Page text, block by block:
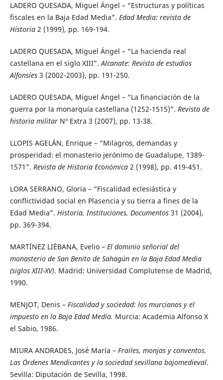
LADERO QUESADA, Miguel Ángel – “Estructuras y políticas
fiscales en la Baja Edad Media”. Edad Media: revista de
Historia2 (1999), pp. 169-194.
LADERO QUESADA, Miguel Ángel – “La hacienda real
castellana en el siglo XIII”.Alcanate: Revista de estudios
Alfonsíes3 (2002-2003), pp. 191-250.
LADERO QUESADA, Miguel Ángel – “La financiación de la
guerra por la monarquía castellana (1252-1515)”. Revista de
historia militar Nº Extra 3 (2007), pp. 13-38.
LLOPIS AGELÁN, Enrique – “Milagros, demandas y
prosperidad: el monasterio jerónimo de Guadalupe, 1389-
1571”. Revista de Historia Económica2 (1998), pp. 419-451.
LORA SERRANO, Gloria – “Fiscalidad eclesiástica y
conflictividad social en Plasencia y su tierra a fines de la
Edad Media”. Historia, Instituciones, Documentos31 (2004),
pp. 369-394.
MARTÍNEZ LIÉBANA, Evelio – El dominio señorial del
monasterio de San Benito de Sahagún en la Baja Edad Media
(siglos XIII-XV). Madrid: Universidad Complutense de Madrid,
1990.
MENJOT, Denis – Fiscalidad y sociedad: los murcianos y el
impuesto en la Baja Edad Media. Murcia: Academia Alfonso X
el Sabio, 1986.
MIURA ANDRADES, José María – Frailes, monjas y conventos.
Las Órdenes Mendicantes y la sociedad sevillana bajomedieval.
Sevilla: Diputación de Sevilla, 1998.